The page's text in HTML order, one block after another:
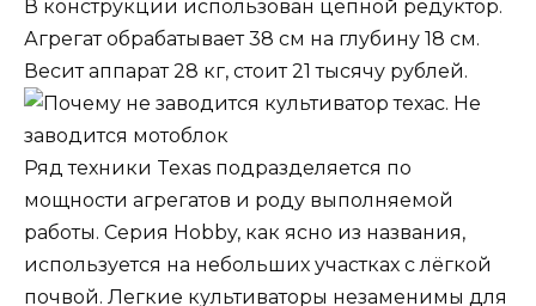
В конструкции использован цепной редуктор.
Агрегат обрабатывает 38 см на глубину 18 см.
Весит аппарат 28 кг, стоит 21 тысячу рублей.
Ряд техники Texas подразделяется по
мощности агрегатов и роду выполняемой
работы. Серия Hobby, как ясно из названия,
используется на небольших участках с лёгкой
почвой. Легкие культиваторы незаменимы для